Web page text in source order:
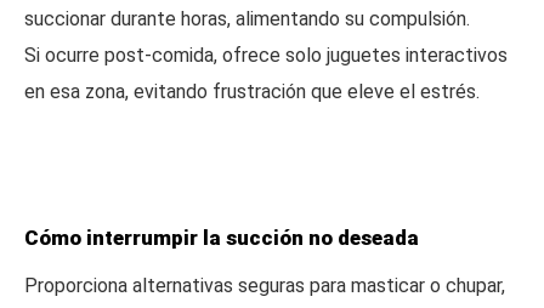
succionar durante horas, alimentando su compulsión.
Si ocurre post-comida, ofrece solo juguetes interactivos
en esa zona, evitando frustración que eleve el estrés.
Cómo interrumpir la succión no deseada
Proporciona alternativas seguras para masticar o chupar,